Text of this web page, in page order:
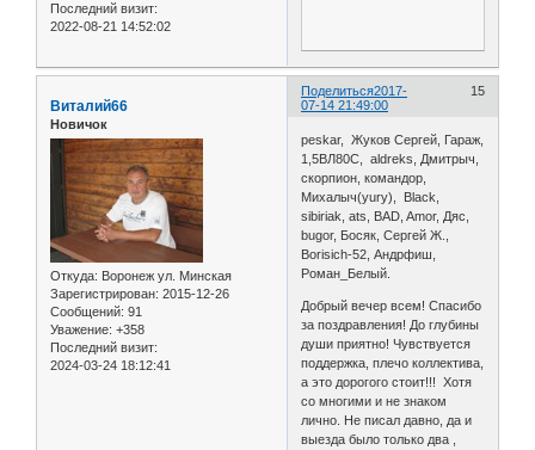
Последний визит:
2022-08-21 14:52:02
Поделиться 15
2017-
07-14 21:49:00
Виталий66
Новичок
Откуда: Воронеж ул. Минская
Зарегистрирован: 2015-12-26
Сообщений: 91
Уважение: +358
Последний визит:
2024-03-24 18:12:41
peskar, Жуков Сергей, Гараж,
1,5ВЛ80С, aldreks, Дмитрыч,
скорпион, командор,
Михалыч(yury), Black,
sibiriak, ats, BAD, Amor, Дяс,
bugor, Босяк, Сергей Ж.,
Borisich-52, Андрфиш,
Роман_Белый.
Добрый вечер всем! Спасибо
за поздравления! До глубины
души приятно! Чувствуется
поддержка, плечо коллектива,
а это дорогого стоит!!! Хотя
со многими и не знаком
лично. Не писал давно, да и
выезда было только два ,